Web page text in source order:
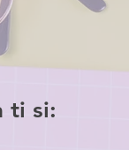
ti si: